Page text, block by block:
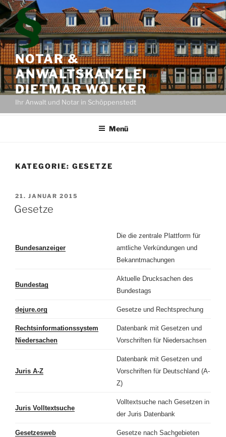
Zum
Inhalt
springen
NOTAR &
ANWALTSKANZLEI
DIETMAR WÖLKER
Ihr Anwalt und Notar in Schöppenstedt
Menü
KATEGORIE: GESETZE
VERÖFFENTLICHT
AM
21. JANUAR 2015
Gesetze
Bundesanzeiger
Die die zentrale Plattform für
amtliche Verkündungen und
Bekanntmachungen
Bundestag
Aktuelle Drucksachen des
Bundestags
dejure.org Gesetze und Rechtsprechung
Rechtsinformationssystem
Niedersachen
Datenbank mit Gesetzen und
Vorschriften für Niedersachsen
Juris A-Z
Datenbank mit Gesetzen und
Vorschriften für Deutschland (A-
Z)
Juris Volltextsuche
Volltextsuche nach Gesetzen in
der Juris Datenbank
Gesetzesweb Gesetze nach Sachgebieten